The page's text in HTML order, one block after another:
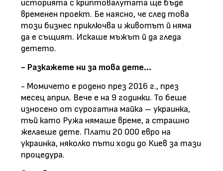
историята с криптовалутата ще бъде
временен проект. Бе наясно, че след това
този бизнес приключва и животът й няма
да е същият. Искаше мъжът й да гледа
детето.
- Разкажете ни за това дете...
- Момичето е родено през 2016 г., през
месец април. Вече е на 9 годинки. То беше
износено от сурогатна майка – украинка,
тъй като Ружа нямаше време, а страшно
желаеше дете. Плати 20 000 евро на
украинка, няколко пъти ходи до Киев за тази
процедура.